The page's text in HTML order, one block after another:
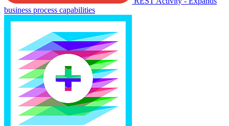
business process capabilities